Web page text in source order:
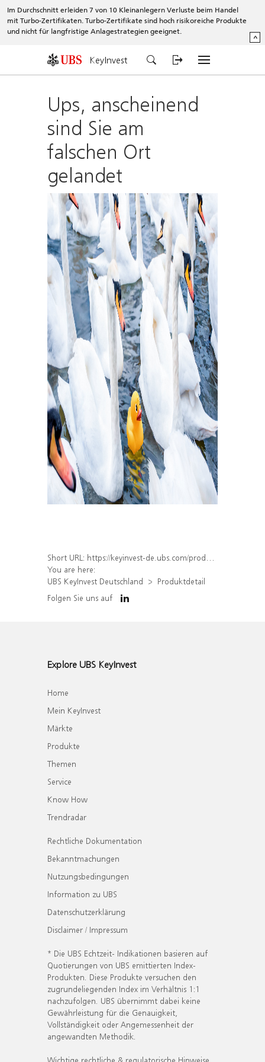
Im Durchschnitt erleiden 7 von 10 Kleinanlegern Verluste beim Handel
mit Turbo-Zertifikaten. Turbo-Zertifikate sind hoch risikoreiche Produkte
und nicht für langfristige Anlagestrategien geeignet.
^
KeyInvest
Ups, anscheinend
sind Sie am
falschen Ort
gelandet
Short URL: https://keyinvest-de.ubs.com/produkt/detail/index/isin/DE000WA5FC96
You are here:
UBS KeyInvest Deutschland
Produktdetail
Folgen Sie uns auf
Explore UBS KeyInvest
Home
Mein KeyInvest
Märkte
Produkte
Themen
Service
Know How
Trendradar
Rechtliche Dokumentation
Bekanntmachungen
Nutzungsbedingungen
Information zu UBS
Datenschutzerklärung
Disclaimer / Impressum
* Die UBS Echtzeit- Indikationen basieren auf
Quotierungen von UBS emittierten Index-
Produkten. Diese Produkte versuchen den
zugrundeliegenden Index im Verhältnis 1:1
nachzufolgen. UBS übernimmt dabei keine
Gewährleistung für die Genauigkeit,
Vollständigkeit oder Angemessenheit der
angewandten Methodik.